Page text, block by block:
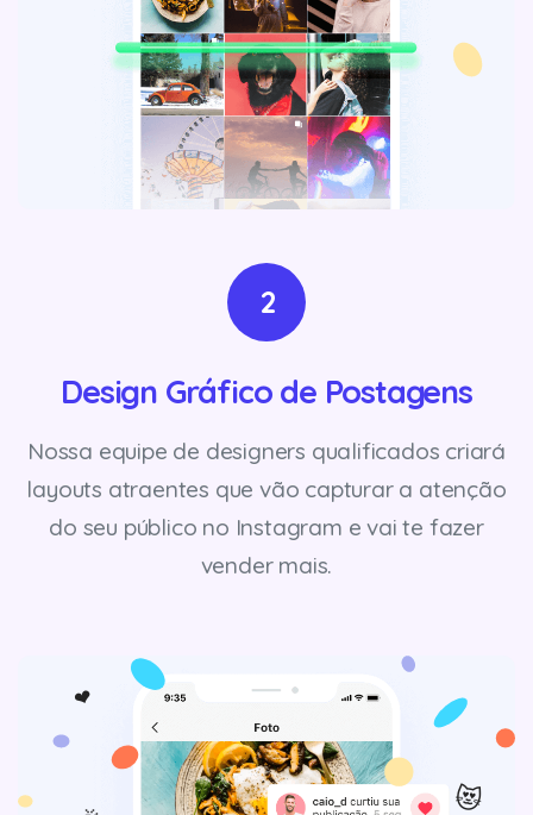
2
Design Gráfico de Postagens
Nossa equipe de designers qualificados criará
layouts atraentes que vão capturar a atenção
do seu público no Instagram e vai te fazer
vender mais.